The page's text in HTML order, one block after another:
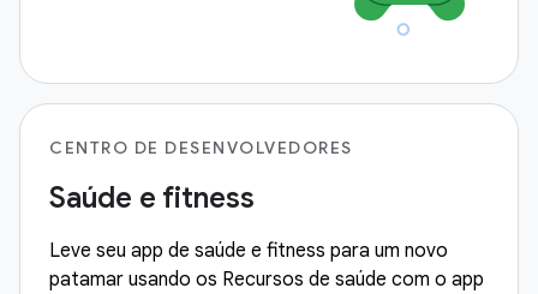
CENTRO DE DESENVOLVEDORES
Saúde e fitness
Leve seu app de saúde e fitness para um novo
patamar usando os Recursos de saúde com o app